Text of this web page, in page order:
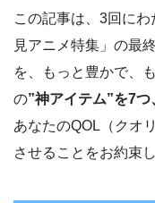
この記事は、3回に
見アニメ特集」の最
を、もっと豊かで、
の”神アイテム”を7
あなたのQOL（クオ
させることをお約束